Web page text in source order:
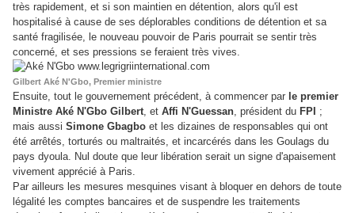
très rapidement, et si son maintien en détention, alors qu'il est
hospitalisé à cause de ses déplorables conditions de détention et sa
santé fragilisée, le nouveau pouvoir de Paris pourrait se sentir très
concerné, et ses pressions se feraient très vives.
Gilbert Aké N'Gbo, Premier ministre
Ensuite, tout le gouvernement précédent, à commencer par le premier
Ministre Aké N'Gbo Gilbert, et Affi N'Guessan, président du FPI ;
mais aussi Simone Gbagbo et les dizaines de responsables qui ont
été arrêtés, torturés ou maltraités, et incarcérés dans les Goulags du
pays dyoula. Nul doute que leur libération serait un signe d'apaisement
vivement apprécié à Paris.
Par ailleurs les mesures mesquines visant à bloquer en dehors de toute
légalité les comptes bancaires et de suspendre les traitements